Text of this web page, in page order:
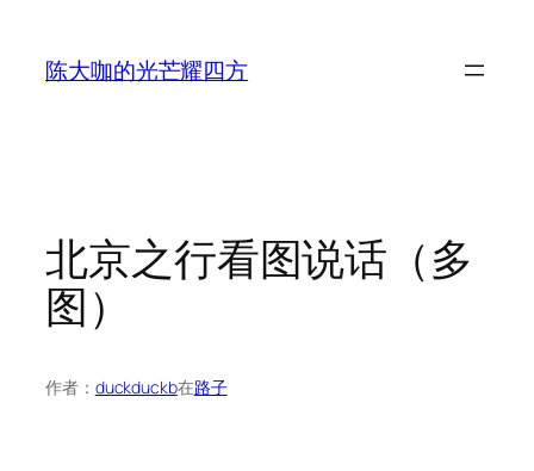
陈大咖的光芒耀四方
北京之行看图说话（多
图）
作者： duckduckb在路子